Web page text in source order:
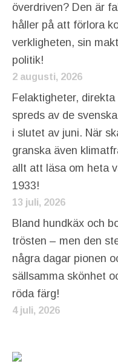
överdriven? Den är
håller på att förlora
verkligheten, sin
politik!
2 augusti, 2026
Felaktigheter,
spreds av de
i slutet av juni. När
granska även
allt att läsa om heta
1933!
13 juli, 2026
Bland hundkäx och
trösten – men den
några dagar pionen
sällsamma skönhet
röda färg!
4 juli, 2026